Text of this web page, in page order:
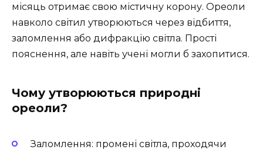
місяць отримає свою містичну корону. Ореоли
навколо світил утворюються через відбиття,
заломлення або дифракцію світла. Прості
пояснення, але навіть учені могли б захопитися.
Чому утворюються природні
ореоли?
Заломлення: промені світла, проходячи